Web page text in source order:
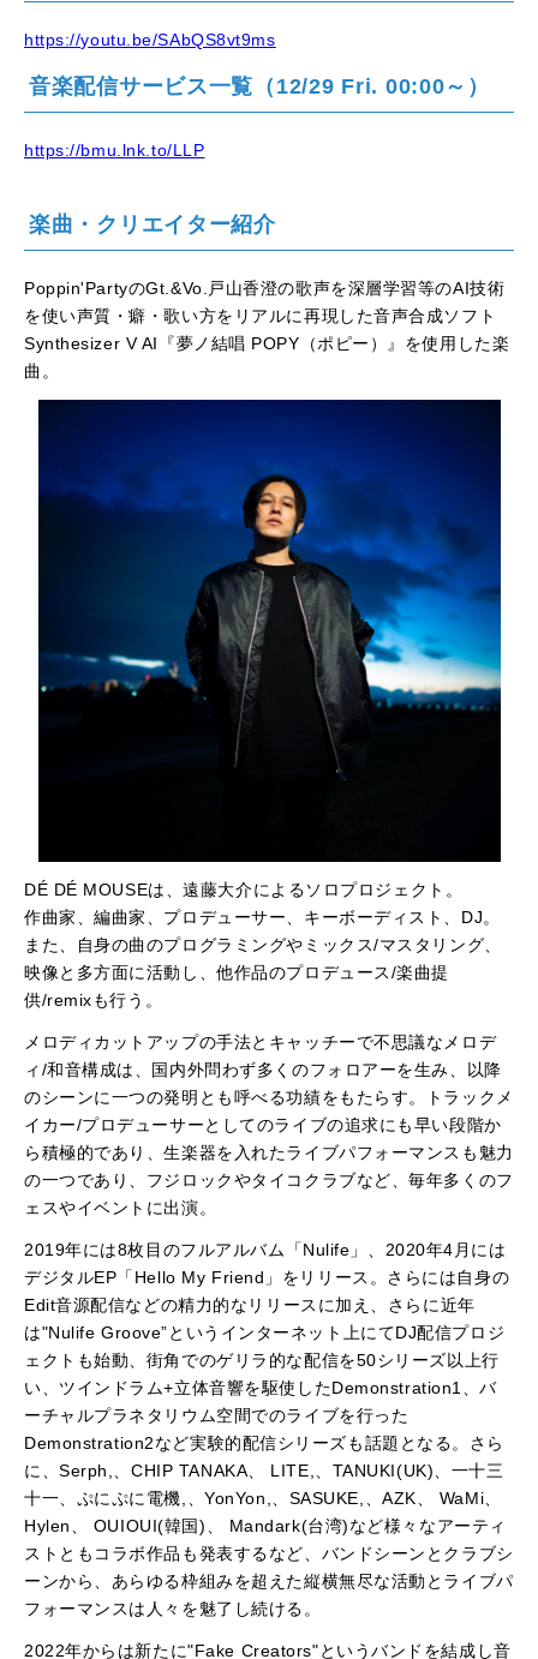
https://youtu.be/SAbQS8vt9ms
音楽配信サービス一覧（12/29 Fri. 00:00～）
https://bmu.lnk.to/LLP
楽曲・クリエイター紹介
Poppin'PartyのGt.&Vo.戸山香澄の歌声を深層学習等のAI技術
を使い声質・癖・歌い方をリアルに再現した音声合成ソフト
Synthesizer V AI『夢ノ結唱 POPY（ポピー）』を使用した楽
曲。
DÉ DÉ MOUSEは、遠藤大介によるソロプロジェクト。
作曲家、編曲家、プロデューサー、キーボーディスト、DJ。
また、自身の曲のプログラミングやミックス/マスタリング、
映像と多方面に活動し、他作品のプロデュース/楽曲提
供/remixも行う。
メロディカットアップの手法とキャッチーで不思議なメロデ
ィ/和音構成は、国内外問わず多くのフォロアーを生み、以降
のシーンに一つの発明とも呼べる功績をもたらす。トラックメ
イカー/プロデューサーとしてのライブの追求にも早い段階か
ら積極的であり、生楽器を入れたライブパフォーマンスも魅力
の一つであり、フジロックやタイコクラブなど、毎年多くのフ
ェスやイベントに出演。
2019年には8枚目のフルアルバム「Nulife」、2020年4月には
デジタルEP「Hello My Friend」をリリース。さらには自身の
Edit音源配信などの精力的なリリースに加え、さらに近年
は"Nulife Groove”というインターネット上にてDJ配信プロジ
ェクトも始動、街角でのゲリラ的な配信を50シリーズ以上行
い、ツインドラム+立体音響を駆使したDemonstration1、バ
ーチャルプラネタリウム空間でのライブを行った
Demonstration2など実験的配信シリーズも話題となる。さら
に、Serph,、CHIP TANAKA、 LITE,、TANUKI(UK)、一十三
十一、ぷにぷに電機,、YonYon,、SASUKE,、AZK、 WaMi、
Hylen、 OUIOUI(韓国)、 Mandark(台湾)など様々なアーティ
ストともコラボ作品も発表するなど、バンドシーンとクラブシ
ーンから、あらゆる枠組みを超えた縦横無尽な活動とライブパ
フォーマンスは人々を魅了し続ける。
2022年からは新たに"Fake Creators"というバンドを結成し音